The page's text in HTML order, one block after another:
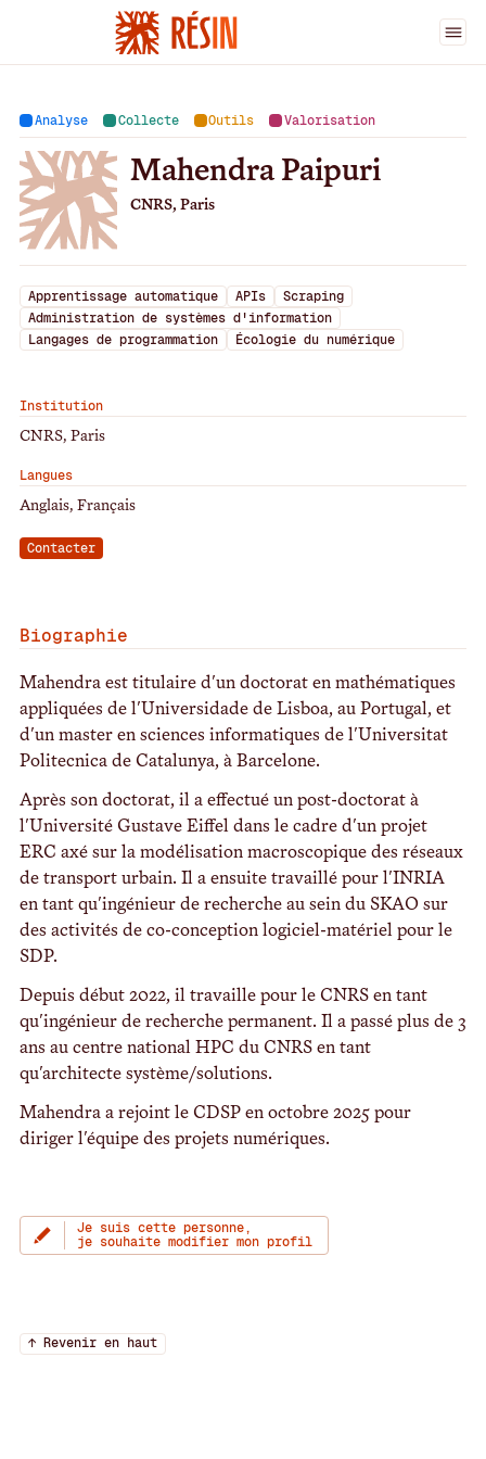
Mahendra Paipuri
Analyse Collecte Outils Valorisation
Mahendra Paipuri
CNRS, Paris
Apprentissage automatique APIs
Scraping
Administration de systèmes d'information
Langages de programmation
Écologie du numérique
Institution
CNRS, Paris
Langues
Anglais, Français
Contacter
Biographie
Mahendra est titulaire d'un doctorat en mathématiques
appliquées de l'Universidade de Lisboa, au Portugal, et
d'un master en sciences informatiques de l'Universitat
Politecnica de Catalunya, à Barcelone.
Après son doctorat, il a effectué un post-doctorat à
l'Université Gustave Eiffel dans le cadre d'un projet
ERC axé sur la modélisation macroscopique des réseaux
de transport urbain. Il a ensuite travaillé pour l'INRIA
en tant qu'ingénieur de recherche au sein du SKAO sur
des activités de co-conception logiciel-matériel pour le
SDP.
Depuis début 2022, il travaille pour le CNRS en tant
qu'ingénieur de recherche permanent. Il a passé plus de 3
ans au centre national HPC du CNRS en tant
qu'architecte système/solutions.
Mahendra a rejoint le CDSP en octobre 2025 pour
diriger l'équipe des projets numériques.
Je suis cette personne,
je souhaite modifier mon profil
↑ Revenir en haut